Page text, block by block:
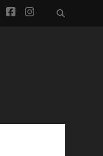
facebook
instagram